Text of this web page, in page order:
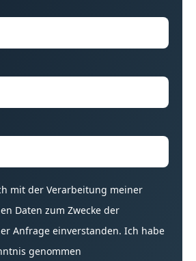
mit der Verarbeitung meiner
Daten zum Zwecke der
Anfrage einverstanden. Ich habe
genommen